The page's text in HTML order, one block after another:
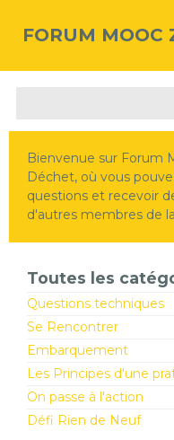
FORUM MOOC
Bienvenue sur Forum
Déchet, où vous
questions et recevoir
d'autres membres de
Toutes les
Questions techniques
Se Rencontrer
Embarquement
Les Principes d'une
On passe à l'action
Défi Rien de Neuf